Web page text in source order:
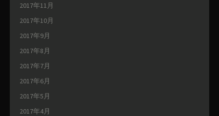
2017年11月
2017年10月
2017年9月
2017年8月
2017年7月
2017年6月
2017年5月
2017年4月